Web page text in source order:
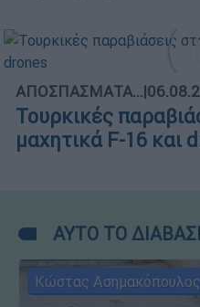
ΑΠΟΣΠΑΣΜΑΤΑ...|
Τουρκικές
μαχητικά F-16 και
ΑΥΤΟ ΤΟ
Κώστας Ασημακόπουλος